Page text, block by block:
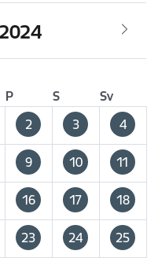
P S
Sv
2 3 4
9 10 11
16 17 18
23 24 25